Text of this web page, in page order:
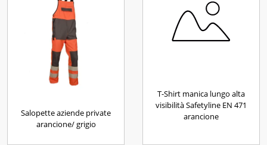
Salopette aziende private
arancione/ grigio
T-Shirt manica lungo alta
visibilità Safetyline EN 471
arancione